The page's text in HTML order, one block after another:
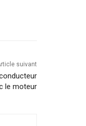
suivant
le moteur